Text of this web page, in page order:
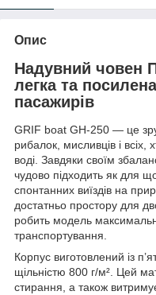
Опис
Надувний човен
легка та
пасажирів
GRIF boat GH-250 — це
рибалок, мисливців і всіх,
воді. Завдяки своїм
чудово підходить як для
спонтанних виїздів на
достатньо простору для
робить модель
транспортування.
Корпус виготовлений із
щільністю 800 г/м². Цей
стирання, а також